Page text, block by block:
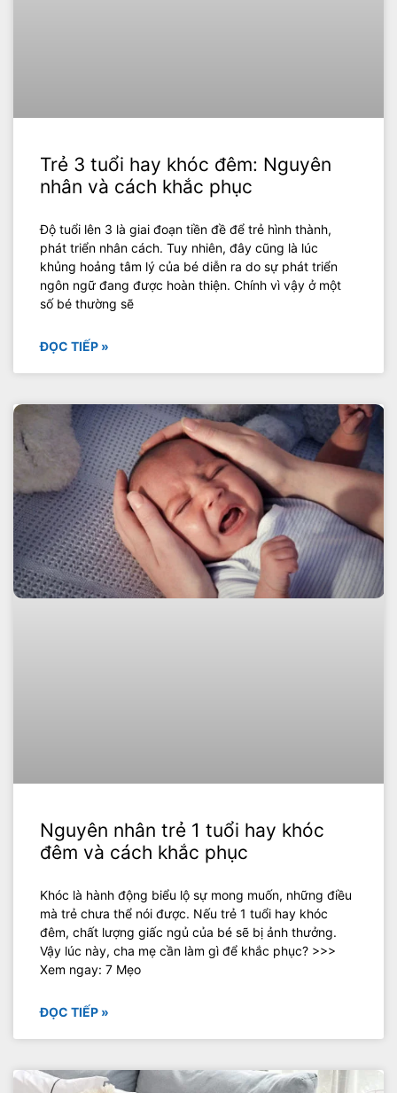
Trẻ 3 tuổi hay khóc đêm: Nguyên
nhân và cách khắc phục
Độ tuổi lên 3 là giai đoạn tiền đề để trẻ hình thành,
phát triển nhân cách. Tuy nhiên, đây cũng là lúc
khủng hoảng tâm lý của bé diễn ra do sự phát triển
ngôn ngữ đang được hoàn thiện. Chính vì vậy ở một
số bé thường sẽ
ĐỌC TIẾP »
Nguyên nhân trẻ 1 tuổi hay khóc
đêm và cách khắc phục
Khóc là hành động biểu lộ sự mong muốn, những điều
mà trẻ chưa thể nói được. Nếu trẻ 1 tuổi hay khóc
đêm, chất lượng giấc ngủ của bé sẽ bị ảnh thưởng.
Vậy lúc này, cha mẹ cần làm gì để khắc phục? >>>
Xem ngay: 7 Mẹo
ĐỌC TIẾP »